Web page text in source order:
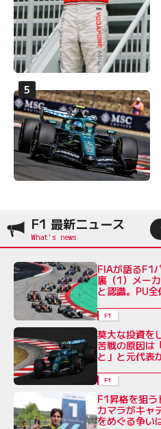
F1 最新ニュース
FIAが語るF1
裏（1）メー
と認識。PU
F1
莫大な投資を
苦戦の原因は
と」と元代表
F1
F1昇格を狙う
カマラがキャ
をめぐる争い